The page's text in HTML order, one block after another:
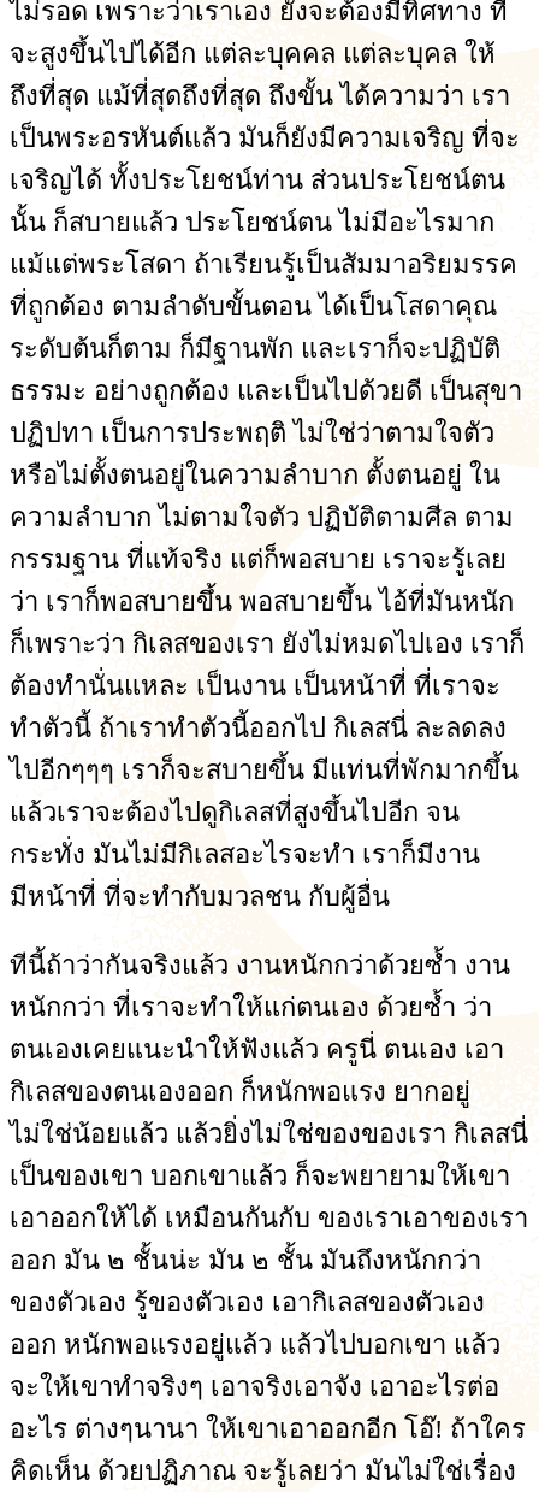
ไม่รอด เพราะว่าเราเอง ยังจะต้องมีทิศทาง ที่
จะสูงขึ้นไปได้อีก แต่ละบุคคล แต่ละบุคล ให้
ถึงที่สุด แม้ที่สุดถึงที่สุด ถึงขั้น ได้ความว่า เรา
เป็นพระอรหันต์แล้ว มันก็ยังมีความเจริญ ที่จะ
เจริญได้ ทั้งประโยชน์ท่าน ส่วนประโยชน์ตน
นั้น ก็สบายแล้ว ประโยชน์ตน ไม่มีอะไรมาก
แม้แต่พระโสดา ถ้าเรียนรู้เป็นสัมมาอริยมรรค
ที่ถูกต้อง ตามลำดับขั้นตอน ได้เป็นโสดาคุณ
ระดับต้นก็ตาม ก็มีฐานพัก และเราก็จะปฏิบัติ
ธรรมะ อย่างถูกต้อง และเป็นไปด้วยดี เป็นสุขา
ปฏิปทา เป็นการประพฤติ ไม่ใช่ว่าตามใจตัว
หรือไม่ตั้งตนอยู่ในความลำบาก ตั้งตนอยู่ ใน
ความลำบาก ไม่ตามใจตัว ปฏิบัติตามศีล ตาม
กรรมฐาน ที่แท้จริง แต่ก็พอสบาย เราจะรู้เลย
ว่า เราก็พอสบายขึ้น พอสบายขึ้น ไอ้ที่มันหนัก
ก็เพราะว่า กิเลสของเรา ยังไม่หมดไปเอง เราก็
ต้องทำนั่นแหละ เป็นงาน เป็นหน้าที่ ที่เราจะ
ทำตัวนี้ ถ้าเราทำตัวนี้ออกไป กิเลสนี่ ละลดลง
ไปอีกๆๆๆ เราก็จะสบายขึ้น มีแท่นที่พักมากขึ้น
แล้วเราจะต้องไปดูกิเลสที่สูงขึ้นไปอีก จน
กระทั่ง มันไม่มีกิเลสอะไรจะทำ เราก็มีงาน
มีหน้าที่ ที่จะทำกับมวลชน กับผู้อื่น
ทีนี้ถ้าว่ากันจริงแล้ว งานหนักกว่าด้วยซ้ำ งาน
หนักกว่า ที่เราจะทำให้แก่ตนเอง ด้วยซ้ำ ว่า
ตนเองเคยแนะนำให้ฟังแล้ว ครูนี่ ตนเอง เอา
กิเลสของตนเองออก ก็หนักพอแรง ยากอยู่
ไม่ใช่น้อยแล้ว แล้วยิ่งไม่ใช่ของของเรา กิเลสนี่
เป็นของเขา บอกเขาแล้ว ก็จะพยายามให้เขา
เอาออกให้ได้ เหมือนกันกับ ของเราเอาของเรา
ออก มัน ๒ ชั้นน่ะ มัน ๒ ชั้น มันถึงหนักกว่า
ของตัวเอง รู้ของตัวเอง เอากิเลสของตัวเอง
ออก หนักพอแรงอยู่แล้ว แล้วไปบอกเขา แล้ว
จะให้เขาทำจริงๆ เอาจริงเอาจัง เอาอะไรต่อ
อะไร ต่างๆนานา ให้เขาเอาออกอีก โอ๊! ถ้าใคร
คิดเห็น ด้วยปฏิภาณ จะรู้เลยว่า มันไม่ใช่เรื่อง